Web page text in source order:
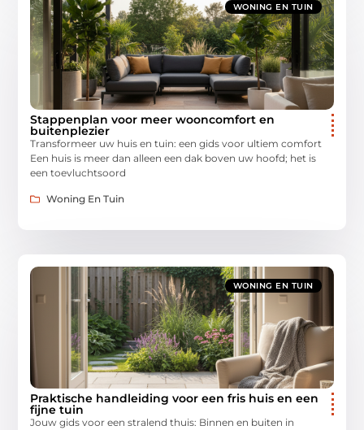
WONING EN TUIN
Stappenplan voor meer wooncomfort en
buitenplezier
Transformeer uw huis en tuin: een gids voor ultiem comfort
Een huis is meer dan alleen een dak boven uw hoofd; het is
een toevluchtsoord
Woning En Tuin
WONING EN TUIN
Praktische handleiding voor een fris huis en een
fijne tuin
Jouw gids voor een stralend thuis: Binnen en buiten in